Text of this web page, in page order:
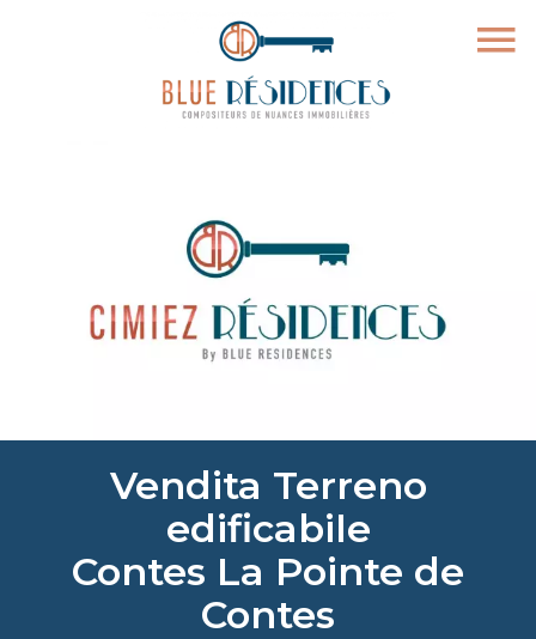
Vendita Terreno
edificabile
Contes La Pointe de
Contes